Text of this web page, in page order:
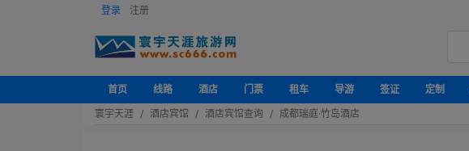
登录 注册
首页 线路 酒店 门票 租车 导游 签证 定制
寰宇天涯
酒店宾馆 酒店宾馆查询 成都瑞庭·竹岛酒店